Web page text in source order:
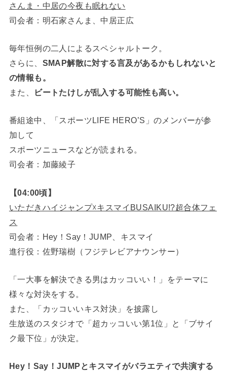
さんま・中居の今夜も眠れない
司会者：明石家さんま、中居正広
毎年恒例の二人によるスペシャルトーク。
さらに、 SMAP解散に対する言及があるかもしれないと
の情報も。
また、
ビートたけしが乱入する可能性も高い。
番組途中、「スポーツLIFE HERO’S」のメンバーが参
加して
スポーツニュースなどが読まれる。
司会者：加藤綾子
【04:00頃】
いただきハイジャンプ☓キスマイBUSAIKU!?超合体フェ
ス
司会者：Hey！Say！JUMP、キスマイ
進行役：佐野瑞樹（フジテレビアナウンサー）
「一大事を解決できる男はカッコいい！」をテーマに
様々な対決をする。
また、「カッコいいキス対決」を披露し
生放送のスタジオで「超カッコいい第1位」と「ブサイ
ク最下位」が決定。
Hey！Say！JUMPとキスマイがバラエティで共演する